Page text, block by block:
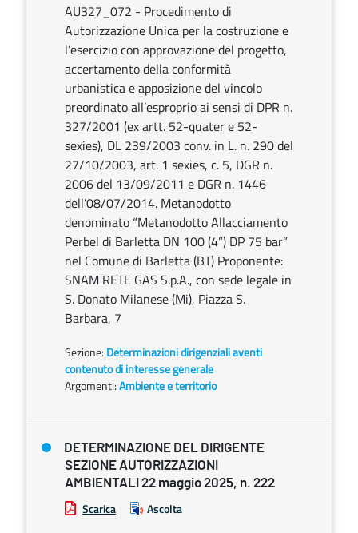
AU327_072 - Procedimento di
Autorizzazione Unica per la costruzione e
l’esercizio con approvazione del progetto,
accertamento della conformità
urbanistica e apposizione del vincolo
preordinato all’esproprio ai sensi di DPR n.
327/2001 (ex artt. 52-quater e 52-
sexies), DL 239/2003 conv. in L. n. 290 del
27/10/2003, art. 1 sexies, c. 5, DGR n.
2006 del 13/09/2011 e DGR n. 1446
dell’08/07/2014. Metanodotto
denominato “Metanodotto Allacciamento
Perbel di Barletta DN 100 (4”) DP 75 bar”
nel Comune di Barletta (BT) Proponente:
SNAM RETE GAS S.p.A., con sede legale in
S. Donato Milanese (Mi), Piazza S.
Barbara, 7
Sezione: Determinazioni dirigenziali aventi
contenuto di interesse generale
Argomenti:Ambiente e territorio
DETERMINAZIONE DEL DIRIGENTE
SEZIONE AUTORIZZAZIONI
AMBIENTALI 22 maggio 2025, n. 222
Scarica Ascolta